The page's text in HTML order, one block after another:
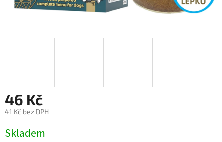
46 Kč
41 Kč bez DPH
cena:
Skladem